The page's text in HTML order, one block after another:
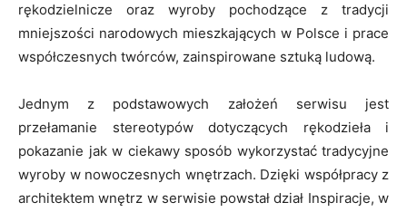
rękodzielnicze oraz wyroby pochodzące z tradycji
mniejszości narodowych mieszkających w Polsce i prace
współczesnych twórców, zainspirowane sztuką ludową.
Jednym z podstawowych założeń serwisu jest
przełamanie stereotypów dotyczących rękodzieła i
pokazanie jak w ciekawy sposób wykorzystać tradycyjne
wyroby w nowoczesnych wnętrzach. Dzięki współpracy z
architektem wnętrz w serwisie powstał dział Inspiracje, w